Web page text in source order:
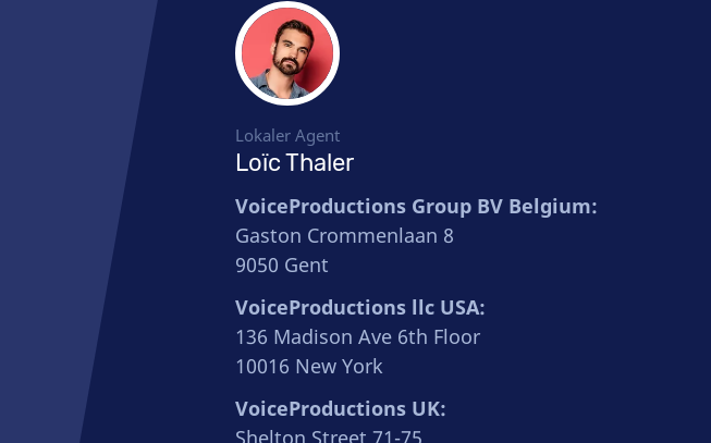
Lokaler Agent
Loïc Thaler
VoiceProductions Group BV Belgium:
Gaston Crommenlaan 8
9050 Gent
VoiceProductions llc USA:
136 Madison Ave 6th Floor
10016 New York
VoiceProductions UK:
Shelton Street 71-75